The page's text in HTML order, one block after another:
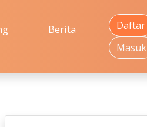
Berita
Daftar
Masuk